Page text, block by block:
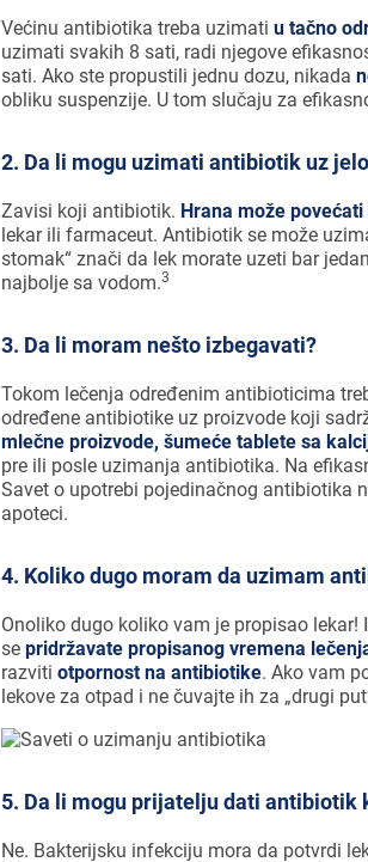
Većinu antibiotika treba uzimati u tačno
uzimati svakih 8 sati, radi njegove
sati. Ako ste propustili jednu dozu, nikada
obliku suspenzije. U tom slučaju za
2. Da li mogu uzimati antibiotik uz
Zavisi koji antibiotik. Hrana može
lekar ili farmaceut. Antibiotik se može
stomak“ znači da lek morate uzeti bar
najbolje sa vodom.3
3. Da li moram nešto izbegavati?
Tokom lečenja određenim antibioticima
određene antibiotike uz proizvode koji
mlečne proizvode, šumeće tablete sa
pre ili posle uzimanja antibiotika. Na
Savet o upotrebi pojedinačnog antibiotika
apoteci.
4. Koliko dugo moram da uzimam
Onoliko dugo koliko vam je propisao
se pridržavate propisanog vremena
razviti otpornost na antibiotike. Ako vam
lekove za otpad i ne čuvajte ih za „drugi
5. Da li mogu prijatelju dati antibiotik
Ne. Bakterijsku infekciju mora da potvrdi